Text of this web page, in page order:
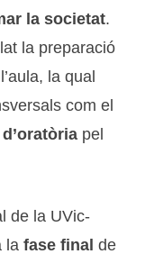
la societat.
la preparació
la qual
com el
pel
de la UVic-
lafase finalde